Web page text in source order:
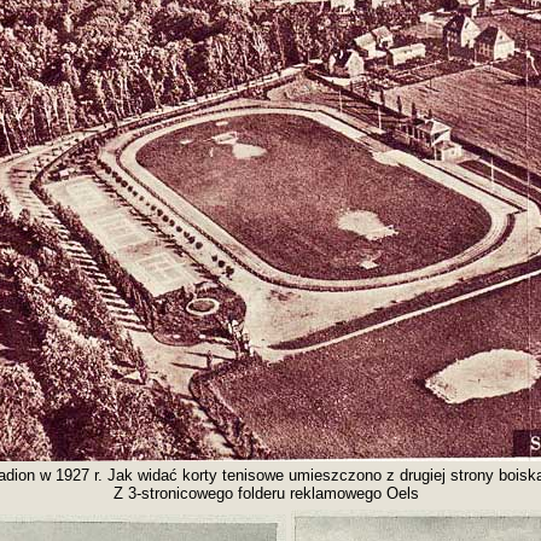
w 1927 r. Jak widać korty tenisowe umieszczono z drugiej strony
Z 3-stronicowego folderu reklamowego Oels